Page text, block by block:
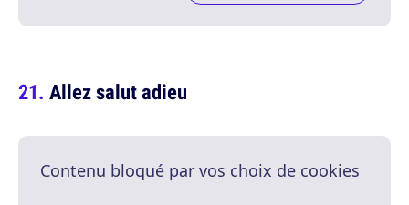
Allez salut adieu
Contenu bloqué par vos choix de cookies